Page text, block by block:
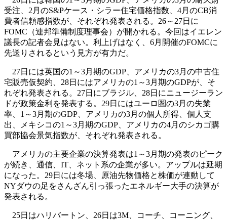
受注、2月のS&Pケース・シラー住宅価格指数、4月のCB消
費者信頼感指数が、それぞれ発表される。26～27日に
FOMC（連邦準備制度理事会）が開かれる。今回はイエレン
議長の記者会見はない。利上げはなく、6月開催のFOMCに
先送りされるという見方が有力だ。
27日には英国の1～3月期のGDP、アメリカの3月の中古住
宅販売仮契約、28日にはアメリカの1～3月期のGDPが、そ
れぞれ発表される。27日にブラジル、28日にニュージーラン
ドが政策金利を発表する。29日にはユーロ圏の3月の失業
率、1～3月期のGDP、アメリカの3月の個人所得、個人支
出、メキシコの1～3月期のGDP、アメリカの4月のシカゴ購
買部協会景気指数が、それぞれ発表される。
アメリカの主要企業の決算発表は1～3月期の発表のピーク
が続き、通信、IT、ネット系の企業が多い。アップルは延期
になった。29日には冬場、原油先物価格と株価が連動して
NYダウの足をさんざん引っ張ったエネルギー大手の決算が
発表される。
25日はハリバートン、26日は3M、コーチ、コーニング、